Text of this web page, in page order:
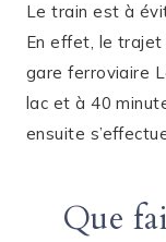
Le train est à
En effet, le trajet
gare ferroviaire
lac et à 40
ensuite
Que